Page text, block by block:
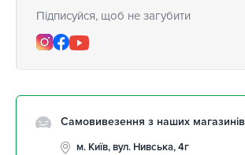
Підписуйся, щоб не загубити
Самовивезення з наших магазинів
м. Київ, вул. Нивська, 4г